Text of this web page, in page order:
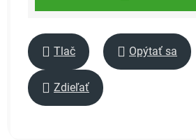
Tlač Opýtať sa
Zdieľať